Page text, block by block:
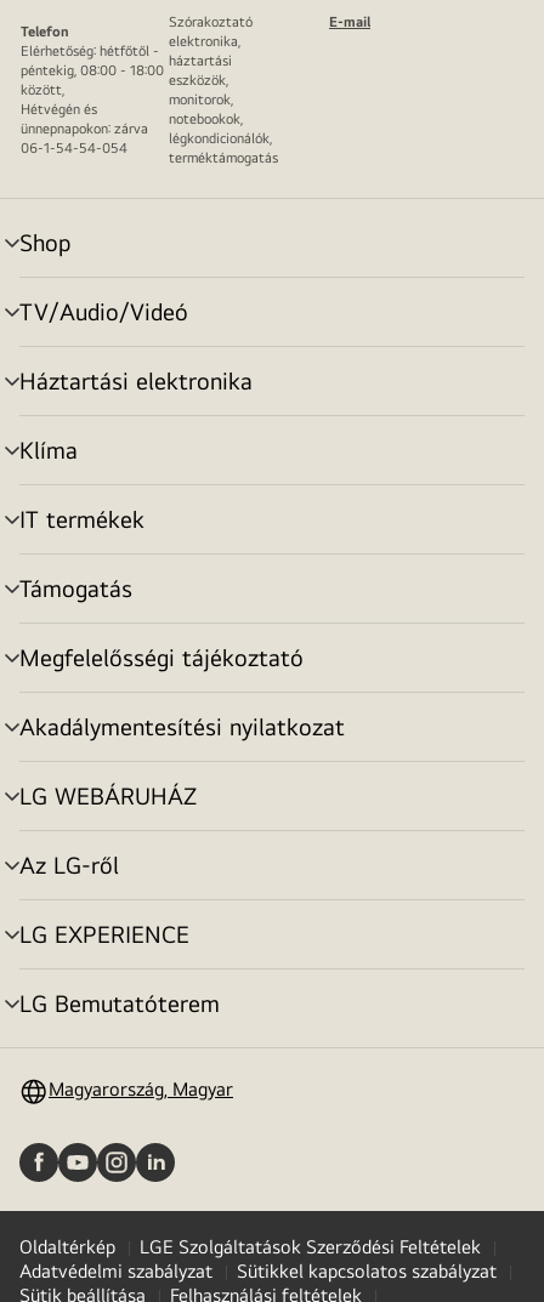
Telefon
Elérhetőség: hétfőtől -
péntekig, 08:00 - 18:00
között,
Hétvégén és
ünnepnapokon: zárva
06-1-54-54-054
Szórakoztató
elektronika,
háztartási
eszközök,
monitorok,
notebookok,
légkondicionálók,
terméktámogatás
E-mail
Shop
menu
toggle
TV/Audio/Videó
menu
toggle
Háztartási elektronika
menu
toggle
Klíma
menu
toggle
IT termékek
menu
toggle
Támogatás
menu
toggle
Megfelelősségi tájékoztató
menu
toggle
Akadálymentesítési nyilatkozat
menu
toggle
LG WEBÁRUHÁZ
menu
toggle
Az LG-ről
menu
toggle
LG EXPERIENCE
menu
toggle
LG Bemutatóterem
menu
Magyarország, Magyar
Oldaltérkép
LGE Szolgáltatások Szerződési Feltételek
Adatvédelmi szabályzat
Sütikkel kapcsolatos szabályzat
Sütik beállítása
Felhasználási feltételek